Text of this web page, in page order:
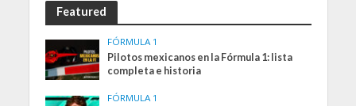
Featured
FÓRMULA 1
Pilotos mexicanos en la Fórmula 1: lista
completa e historia
FÓRMULA 1